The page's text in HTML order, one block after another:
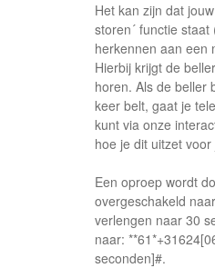
Het kan zijn dat
storen´ functie
herkennen aan een
Hierbij krijgt de
horen. Als de beller
keer belt, gaat je
kunt via onze
hoe je dit uitzet
Een oproep wordt
overgeschakeld
verlengen naar 30
naar:
seconden]#.